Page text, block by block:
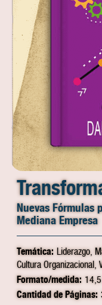
Nuevas Fórmulas
Mediana Empresa
Temática: Liderazgo,
Cultura Organizacional,
Formato/medida:
Cantidad de Páginas: